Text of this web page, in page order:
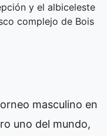
y el albiceleste
complejo de Bois
masculino en
uno del mundo,